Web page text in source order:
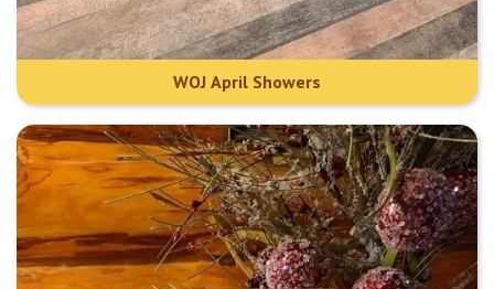
WOJ April Showers